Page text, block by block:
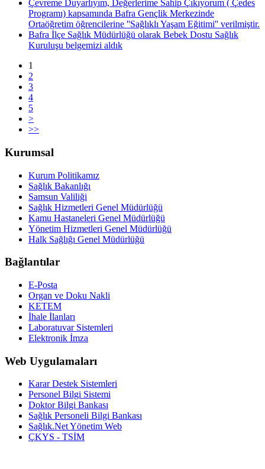
Çevreme Duyarlıyım, Değerlerime Sahip Çıkıyorum ( Çedes
Programı) kapsamında Bafra Gençlik Merkezinde
Ortaöğretim öğrencilerine ''Sağlıklı Yaşam Eğitimi'' verilmiştir.
Bafra İlçe Sağlık Müdürlüğü olarak Bebek Dostu Sağlık
Kuruluşu belgemizi aldık
1
2
3
4
5
>
>>
Kurumsal
Kurum Politikamız
Sağlık Bakanlığı
Samsun Valiliği
Sağlık Hizmetleri Genel Müdürlüğü
Kamu Hastaneleri Genel Müdürlüğü
Yönetim Hizmetleri Genel Müdürlüğü
Halk Sağlığı Genel Müdürlüğü
Bağlantılar
E-Posta
Organ ve Doku Nakli
KETEM
İhale İlanları
Laboratuvar Sistemleri
Elektronik İmza
Web Uygulamaları
Karar Destek Sistemleri
Personel Bilgi Sistemi
Doktor Bilgi Bankası
Sağlık Personeli Bilgi Bankası
Sağlık.Net Yönetim Web
ÇKYS - TSİM